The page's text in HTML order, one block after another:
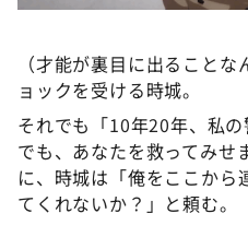
（才能が裏目に出ること
ョックを受ける時城。
それでも「10年20年、私
でも、あなたを救ってみせ
に、時城は「俺をここから
てくれないか？」と頼む。